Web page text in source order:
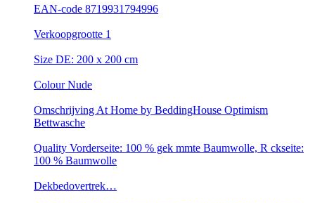
EAN-code 8719931794996
Verkoopgrootte 1
Size DE: 200 x 200 cm
Colour Nude
Omschrijving At Home by BeddingHouse Optimism
Bettwasche
Quality Vorderseite: 100 % gek mmte Baumwolle, R ckseite:
100 % Baumwolle
Dekbedovertrek…